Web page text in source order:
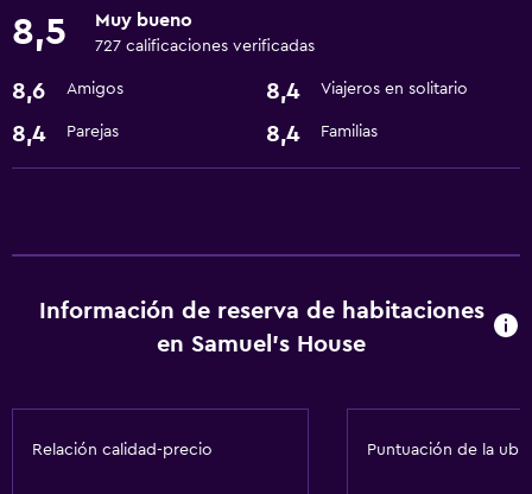
General
Espacio de almacenamiento
Wifi gratis
8,5 Muy bueno
727 calificaciones verificadas
8,6 Amigos 8,4 Viajeros en solitario
8,4 Parejas 8,4 Familias
Información de reserva de habitaciones
en Samuel's House
Relación calidad-precio Puntuación de la